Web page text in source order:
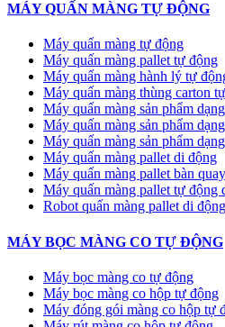
MÁY QUẤN MÀNG TỰ ĐỘNG
Máy quấn màng tự động
​Máy quấn màng pallet tự động
Máy quấn màng hành lý tự
Máy quấn màng thùng carton
Máy quấn màng sản phẩm
Máy quấn màng sản phẩm
Máy quấn màng sản phẩm
Máy quấn màng pallet di động
Máy quấn màng pallet bàn
Máy quấn màng pallet tự động
Robot quấn màng pallet di động
MÁY BỌC MÀNG CO TỰ ĐỘNG
Máy bọc màng co tự động
Máy bọc màng co hộp tự động
Máy đóng gói màng co hộp tự